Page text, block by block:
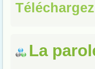
La